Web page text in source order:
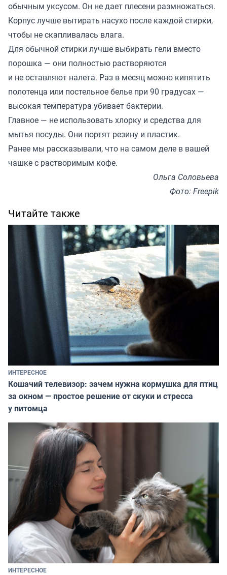
обычным уксусом. Он не дает плесени размножаться.
Корпус лучше вытирать насухо после каждой стирки,
чтобы не скапливалась влага.
Для обычной стирки лучше выбирать гели вместо
порошка — они полностью растворяются
и не оставляют налета. Раз в месяц можно кипятить
полотенца или постельное белье при 90 градусах —
высокая температура убивает бактерии.
Главное — не использовать хлорку и средства для
мытья посуды. Они портят резину и пластик.
Ранее мы рассказывали, что на самом деле в вашей
чашке с растворимым кофе.
Ольга Соловьева
Фото: Freepik
Читайте также
ИНТЕРЕСНОЕ
Кошачий телевизор: зачем нужна кормушка для птиц
за окном — простое решение от скуки и стресса
у питомца
ИНТЕРЕСНОЕ